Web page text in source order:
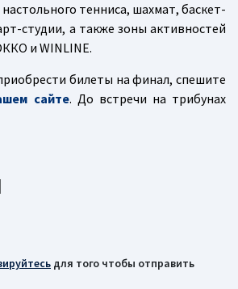
тенниса, шахмат, баскет-
студии, а также зоны активностей
и WINLINE.
билеты на финал, спешите
сайте. До встречи на трибунах
для того чтобы отправить